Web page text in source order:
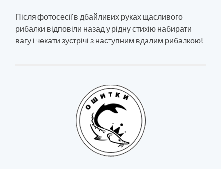
Після фотосесії в дбайливих руках щасливого
рибалки відповіли назад у рідну стихію набирати
вагу і чекати зустрічі з наступним вдалим рибалкою!